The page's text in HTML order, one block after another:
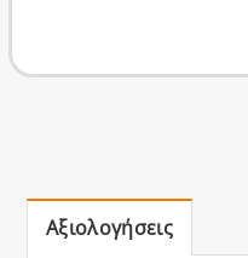
Αξιολογήσεις